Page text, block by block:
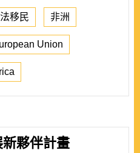
移民 非洲
Union
夥伴計畫